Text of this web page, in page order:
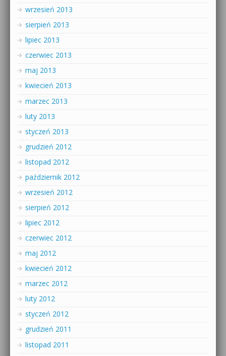
wrzesień 2013
sierpień 2013
lipiec 2013
czerwiec 2013
maj 2013
kwiecień 2013
marzec 2013
luty 2013
styczeń 2013
grudzień 2012
listopad 2012
październik 2012
wrzesień 2012
sierpień 2012
lipiec 2012
czerwiec 2012
maj 2012
kwiecień 2012
marzec 2012
luty 2012
styczeń 2012
grudzień 2011
listopad 2011